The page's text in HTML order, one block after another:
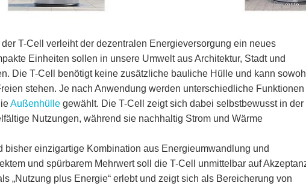
T-Cell verleiht der dezentralen Energieversorgung ein neues
Einheiten sollen in unsere Umwelt aus Architektur, Stadt und
Die T-Cell benötigt keine zusätzliche bauliche Hülle und kann
stehen. Je nach Anwendung werden unterschiedliche Funktionen
Außenhüllegewählt. Die T-Cell zeigt sich dabei selbstbewusst in der
Nutzungen, während sie nachhaltig Strom und Wärme
bisher einzigartige Kombination aus Energieumwandlung und
und spürbarem Mehrwert soll die T-Cell unmittelbar auf
„Nutzung plus Energie“ erlebt und zeigt sich als Bereicherung von